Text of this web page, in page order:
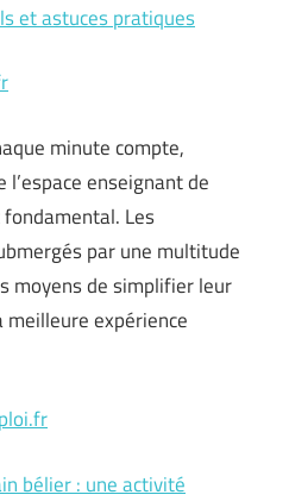
et astuces pratiques
minute compte,
enseignant de
Les
par une multitude
moyens de simplifier leur
expérience
bélier : une activité